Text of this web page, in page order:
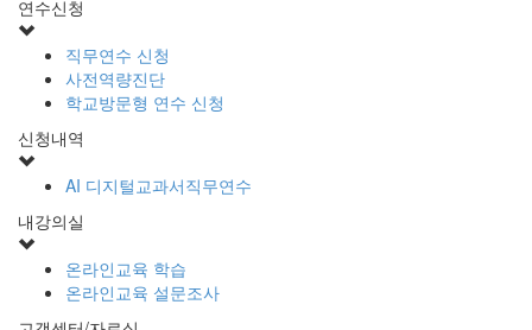
연수신청
직무연수 신청
사전역량진단
학교방문형 연수 신청
신청내역
AI 디지털교과서직무연수
내강의실
온라인교육 학습
온라인교육 설문조사